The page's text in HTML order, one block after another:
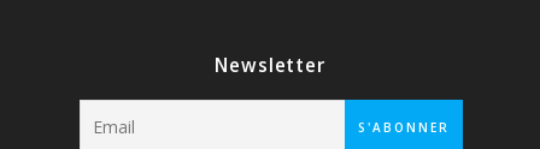
Newsletter